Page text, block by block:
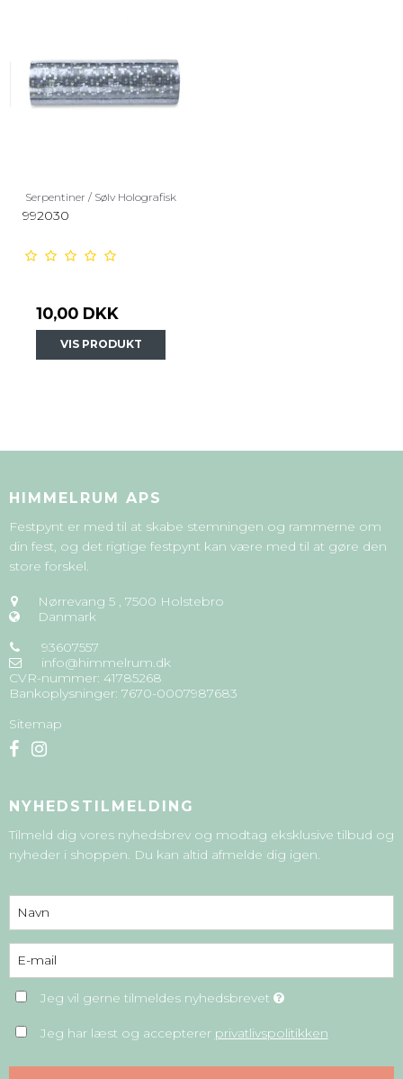
Serpentiner / Sølv Holografisk
992030
10,00 DKK
VIS PRODUKT
HIMMELRUM APS
Festpynt er med til at skabe stemningen og rammerne om
din fest, og det rigtige festpynt kan være med til at gøre den
store forskel.
Nørrevang 5
7500 Holstebro
Danmark
93607557
info@himmelrum.dk
CVR-nummer: 41785268
Bankoplysninger: 7670-0007987683
Sitemap
NYHEDSTILMELDING
Tilmeld dig vores nyhedsbrev og modtag eksklusive tilbud og
nyheder i shoppen. Du kan altid afmelde dig igen.
Jeg vil gerne tilmeldes nyhedsbrevet
Jeg har læst og accepterer privatlivspolitikken